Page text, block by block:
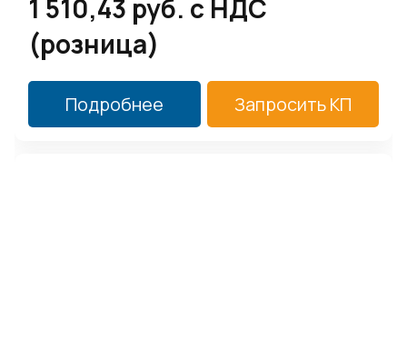
1 510,43 руб. c НДС
(розница)
Подробнее Запросить КП